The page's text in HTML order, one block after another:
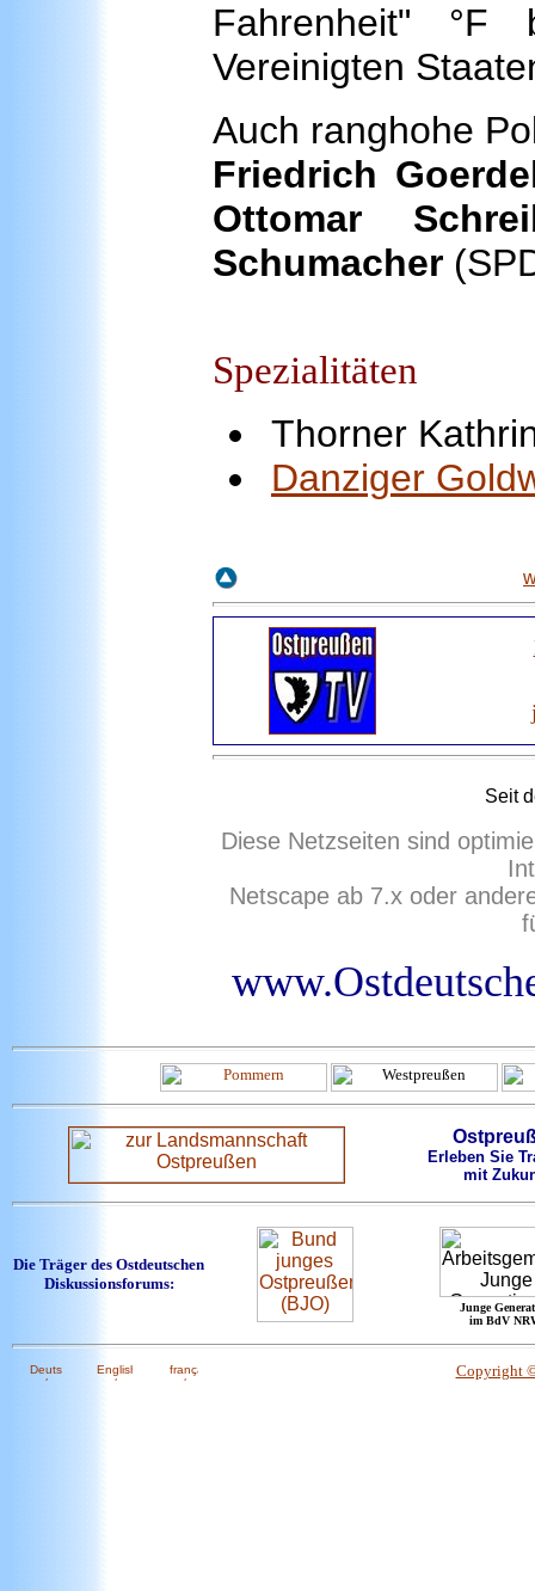
Fahrenheit"
Vereinigten
Auch ranghohe
Friedrich
Ottomar
Schumacher
Spezialitäten
Thorner
Danziger
Seit
Diese Netzseiten sind
Netscape ab 7.x oder
Erleben Sie
mit
Die Träger des Ostdeutschen
Diskussionsforums:
Junge
im BdV
Copyright